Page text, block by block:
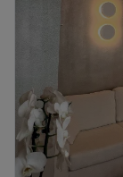
Παρασκευή
Το Avgeri Hair
στην Αθήνα.
ομορφιάς σε
επιλογή για